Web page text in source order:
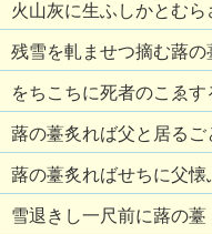
火山灰に生ふしかとむ
残雪を軋ませつ摘む蕗
をちこちに死者のこゑ
蕗の薹炙れば父と居る
蕗の薹炙ればせちに父
雪退きし一尺前に蕗の